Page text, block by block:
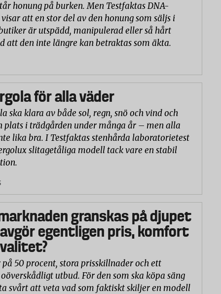
honung på burken. Men Testfaktas DNA-
att en stor del av den honung som säljs i
är utspädd, manipulerad eller så hårt
att den inte längre kan betraktas som äkta.
för alla väder
ska klara av både sol, regn, snö och vind och
plats i trädgården under många år – men alla
lika bra. I Testfaktas stenhårda laboratorietest
slitagetåliga modell tack vare en stabil
granskas på djupet
avgör egentligen pris, komfort
50 procent, stora prisskillnader och ett
utbud. För den som ska köpa säng
svårt att veta vad som faktiskt skiljer en modell